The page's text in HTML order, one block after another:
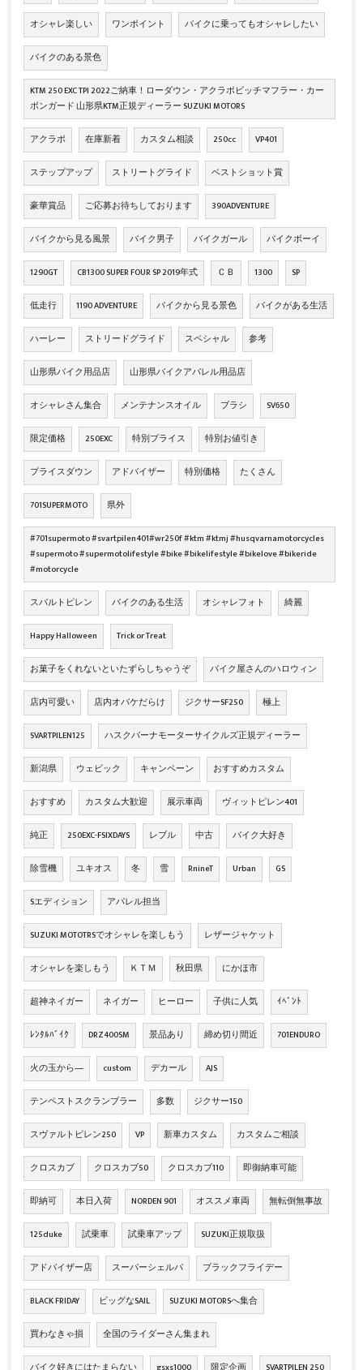
オシャレ楽しい ワンポイント バイクに乗ってもオシャレしたい
バイクのある景色
KTM 250 EXC TPI 2022ご納車！ローダウン・アクラポビッチマフラー・カー
ボンガード 山形県KTM正規ディーラー SUZUKI MOTORS
アクラポ 在庫新着 カスタム相談 250cc VP401
ステップアップ ストリートグライド ベストショット賞
豪華賞品 ご応募お待ちしております 390ADVENTURE
バイクから見る風景 バイク男子 バイクガール バイクボーイ
1290GT CB1300 SUPER FOUR SP 2019年式 ＣＢ 1300 SP
低走行 1190 ADVENTURE バイクから見る景色 バイクがある生活
ハーレー ストリードグライド スペシャル 参考
山形県バイク用品店 山形県バイクアパレル用品店
オシャレさん集合 メンテナンスオイル ブラシ SV650
限定価格 250EXC 特別プライス 特別お値引き
プライスダウン アドバイザー 特別価格 たくさん
701SUPERMOTO 県外
#701supermoto #svartpilen401#wr250f #ktm #ktmj #husqvarnamotorcycles
#supermoto #supermotolifestyle #bike #bikelifestyle #bikelove #bikeride
#motorcycle
スバルトピレン バイクのある生活 オシャレフォト 綺麗
Happy Halloween Trick or Treat
お菓子をくれないといたずらしちゃうぞ バイク屋さんのハロウィン
店内可愛い 店内オバケだらけ ジクサーSF250 極上
SVARTPILEN125 ハスクバーナモーターサイクルズ正規ディーラー
新潟県 ウェビック キャンペーン おすすめカスタム
おすすめ カスタム大歓迎 展示車両 ヴィットピレン401
純正 250EXC-FSIXDAYS レブル 中古 バイク大好き
除雪機 ユキオス 冬 雪 RnineT Urban GS
Sエディション アパレル担当
SUZUKI MOTOTRSでオシャレを楽しもう レザージャケット
オシャレを楽しもう ＫＴＭ 秋田県 にかほ市
超神ネイガー ネイガー ヒーロー 子供に人気 ｲﾍﾞﾝﾄ
ﾚﾝﾀﾙﾊﾞｲｸ DRZ400SM 景品あり 締め切り間近 701ENDURO
火の玉から― custom デカール AJS
テンペストスクランブラー 多数 ジクサー150
スヴァルトピレン250 VP 新車カスタム カスタムご相談
クロスカブ クロスカブ50 クロスカブ110 即御納車可能
即納可 本日入荷 NORDEN 901 オススメ車両 無転倒無事故
125duke 試乗車 試乗車アップ SUZUKI正規取扱
アドバイザー店 スーパーシェルパ ブラックフライデー
BLACK FRIDAY ビッグなSAIL SUZUKI MOTORSへ集合
買わなきゃ損 全国のライダーさん集まれ